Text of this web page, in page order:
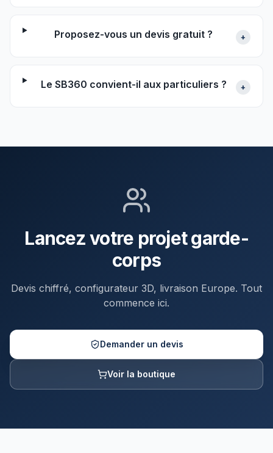
Proposez-vous un devis gratuit ? +
Le SB360 convient-il aux particuliers ? +
Lancez votre projet garde-
corps
Devis chiffré, configurateur 3D, livraison Europe. Tout
commence ici.
Demander un devis
Voir la boutique